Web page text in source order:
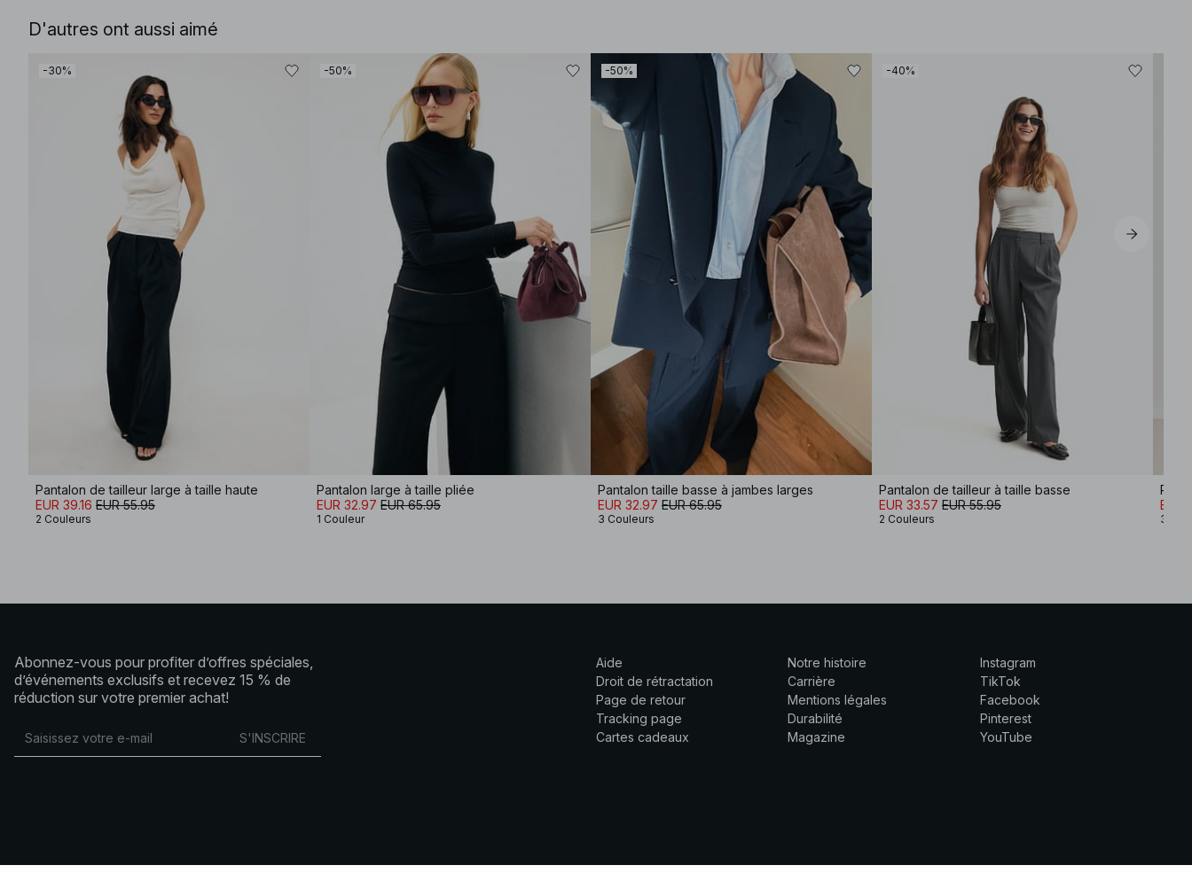
D'autres ont aussi aimé
-30%
Pantalon de tailleur large à taille haute
EUR 39.16 EUR 55.95
2 Couleurs
-50%
Pantalon large à taille pliée
EUR 32.97 EUR 65.95
1 Couleur
-50%
Pantalon taille basse à jambes larges
EUR 32.97 EUR 65.95
3 Couleurs
-40%
Pantalon de tailleur à taille basse
EUR 33.57 EUR 55.95
2 Couleurs
EUR
3
Abonnez-vous pour profiter d’offres spéciales,
d’événements exclusifs et recevez 15 % de
réduction sur votre premier achat!
S'INSCRIRE
Aide
Droit de rétractation
Page de retour
Tracking page
Cartes cadeaux
Notre histoire
Carrière
Mentions légales
Durabilité
Magazine
Instagram
TikTok
Facebook
Pinterest
YouTube